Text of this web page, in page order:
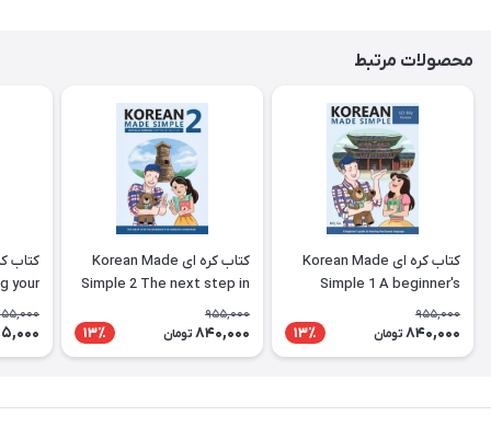
محصولات مرتبط
کتاب کره ای Korean Made
Simple 1 A beginner's
guide to learning the
Korean language
955,000
840,000 تومان 13٪
کتاب کره ای Korean Made
Simple 2 The next step in
learning the Korean
language
955,000
840,000 تومان 13٪
your
the